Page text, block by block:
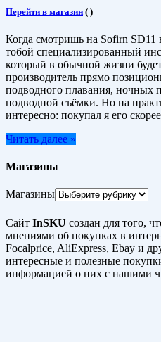
Перейти в магазин ( )
Когда смотришь на Sofirn SD11
тобой специализированный
который в обычной жизни
производитель прямо
подводного плавания, ночных
подводной съёмки. Но на
интересно: покупал я его
Читать далее »
Магазины
Магазины
Сайт InSKU создан для того,
мнениями об покупках в
Focalprice, AliExpress, Ebay и
интересные и полезные
информацией о них с нашими